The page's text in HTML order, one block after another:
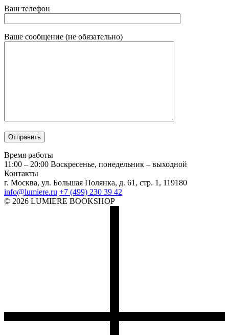
Ваш телефон
Ваше сообщение (не обязательно)
Время работы
11:00 – 20:00 Воскресенье, понедельник – выходной
Контакты
г. Москва, ул. Большая Полянка, д. 61, стр. 1, 119180
info@lumiere.ru +7 (499) 230 39 42
© 2026 LUMIERE BOOKSHOP